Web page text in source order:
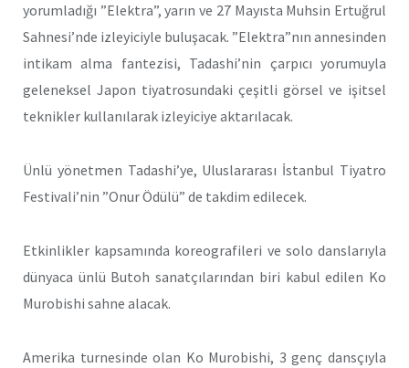
yorumladığı ”Elektra”, yarın ve 27 Mayısta Muhsin Ertuğrul
Sahnesi’nde izleyiciyle buluşacak. ”Elektra”nın annesinden
intikam alma fantezisi, Tadashi’nin çarpıcı yorumuyla
geleneksel Japon tiyatrosundaki çeşitli görsel ve işitsel
teknikler kullanılarak izleyiciye aktarılacak.
Ünlü yönetmen Tadashi’ye, Uluslararası İstanbul Tiyatro
Festivali’nin ”Onur Ödülü” de takdim edilecek.
Etkinlikler kapsamında koreografileri ve solo danslarıyla
dünyaca ünlü Butoh sanatçılarından biri kabul edilen Ko
Murobishi sahne alacak.
Amerika turnesinde olan Ko Murobishi, 3 genç dansçıyla